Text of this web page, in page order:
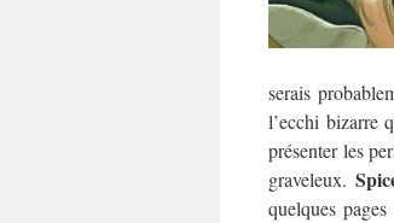
serais
l’ecchi bizarre
présenter les
graveleux.
quelques